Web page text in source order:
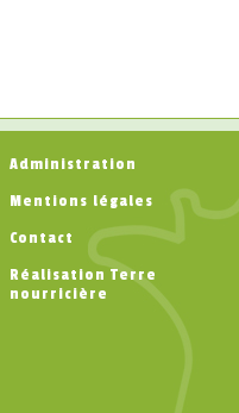
Administration
Mentions légales
Contact
Réalisation Terre
nourricière